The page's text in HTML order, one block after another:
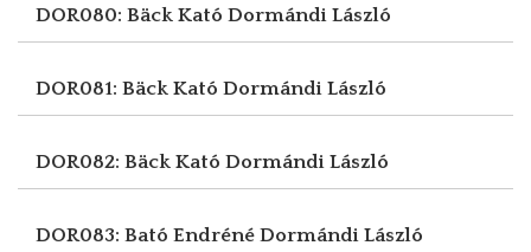
DOR080: Bäck Kató Dormándi László
DOR081: Bäck Kató Dormándi László
DOR082: Bäck Kató Dormándi László
DOR083: Bató Endréné Dormándi László